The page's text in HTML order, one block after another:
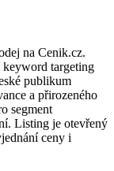
na Cenik.cz.
keyword targeting
publikum
a přirozeného
segment
Listing je otevřený
ceny i